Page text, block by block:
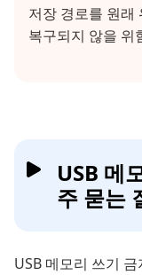
저장 경로를 원래
복구되지 않을 위
USB 메
주 묻는
USB 메모리 쓰기